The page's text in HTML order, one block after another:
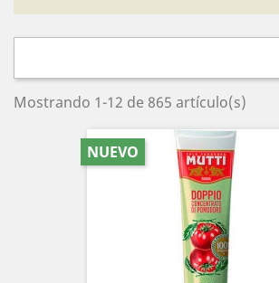
Mostrando 1-12 de 865 artículo(s)
NUEVO